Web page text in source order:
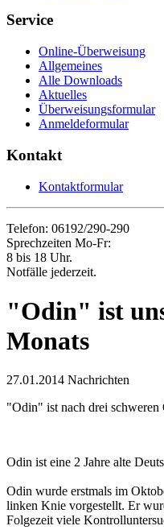
Service
Online-Überweisung
Allgemeines
Alle Downloads
Aktuelles
Überweisungsformular
Anmeldeformular
Kontakt
Kontaktformular
Telefon: 06192/290-290
Sprechzeiten Mo-Fr:
8 bis 18 Uhr.
Notfälle jederzeit.
"Odin" ist
Monats
27.01.2014 Nachrichten
"Odin" ist nach drei
Odin ist eine 2 Jahre alte
Odin wurde erstmals im
linken Knie vorgestellt. Er
Folgezeit viele